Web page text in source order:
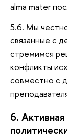
alma mater
5.6. Мы
связанные с
стремимся
конфликты
совместно с
6.